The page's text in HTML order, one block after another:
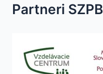
Partneri SZPB